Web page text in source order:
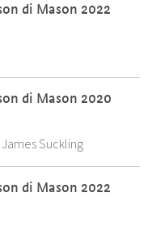
di Mason 2022
di Mason 2020
James Suckling
di Mason 2022